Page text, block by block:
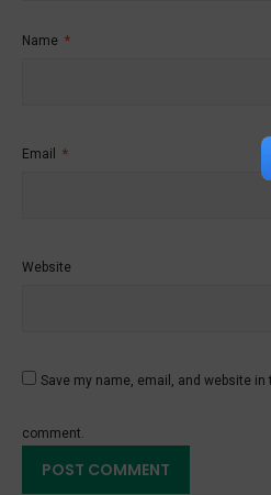
Name *
Email *
Website
Save my name, email, and website in
comment.